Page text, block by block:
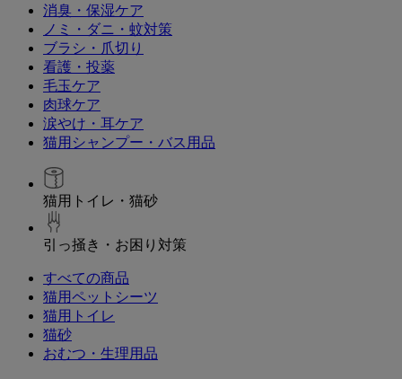
消臭・保湿ケア
ノミ・ダニ・蚊対策
ブラシ・爪切り
看護・投薬
毛玉ケア
肉球ケア
涙やけ・耳ケア
猫用シャンプー・バス用品
猫用トイレ・猫砂
引っ掻き・お困り対策
すべての商品
猫用ペットシーツ
猫用トイレ
猫砂
おむつ・生理用品